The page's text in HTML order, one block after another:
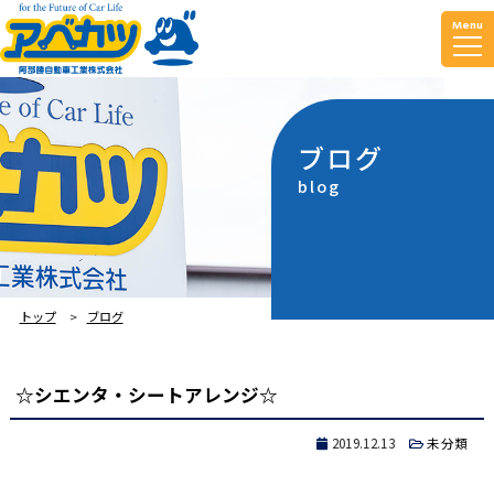
Menu
ブログ
blog
トップ ブログ
☆シエンタ・シートアレンジ☆
2019.12.13 未分類